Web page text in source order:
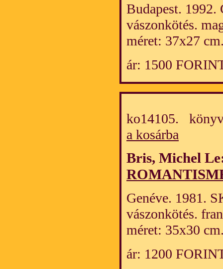
Budapest.
vászonkötés.
méret: 37x27
ár: 1500
ko14105.
a kosárba
Bris, Michel
Genéve. 1981.
vászonkötés.
méret: 35x30
ár: 1200